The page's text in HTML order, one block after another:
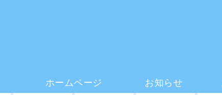
ホームページ お知らせ